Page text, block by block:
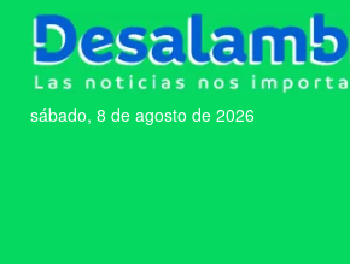
sábado, 8 de agosto de 2026